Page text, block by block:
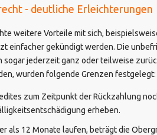
- deutliche Erleichterungen
weitere Vorteile mit sich,
einfacher gekündigt werden. Die
jederzeit ganz oder teilweise
wurden folgende Grenzen festgelegt:
zum Zeitpunkt der Rückzahlung
erheben.
als 12 Monate laufen, beträgt die